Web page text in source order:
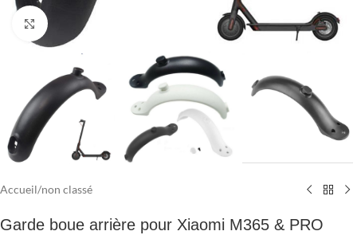
Click to enlarge
Accueil/non classé
Garde boue arrière pour Xiaomi M365 & PRO